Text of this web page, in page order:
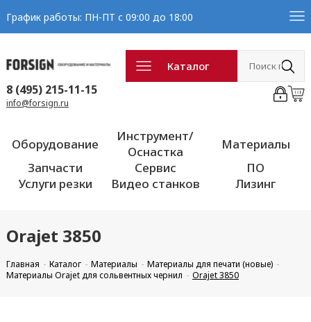
График работы: ПН-ПТ с 09:00 до 18:00
Каталог
8 (495) 215-11-15
info@forsign.ru
Оборудование
Инструмент/
Оснастка
Материалы
Запчасти
Сервис
ПО
Услуги резки
Видео станков Лизинг
Orajet 3850
Главная Каталог Материалы
Материалы для печати (новые)
Материалы Orajet для сольвентных чернил
Orajet 3850